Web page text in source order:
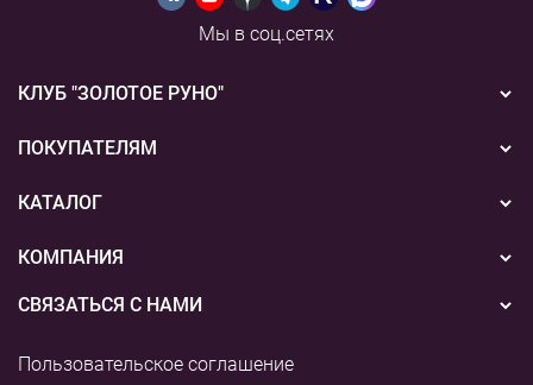
Мы в соц.сетях
КЛУБ "ЗОЛОТОЕ РУНО"
Новости
Акции
ПОКУПАТЕЛЯМ
Бонусная система
Подарочные сертификаты
Способы оплаты
КАТАЛОГ
Вышивка
Пряжа
КОМПАНИЯ
О нас
Наши магазины
СВЯЗАТЬСЯ С НАМИ
Пользовательское соглашение